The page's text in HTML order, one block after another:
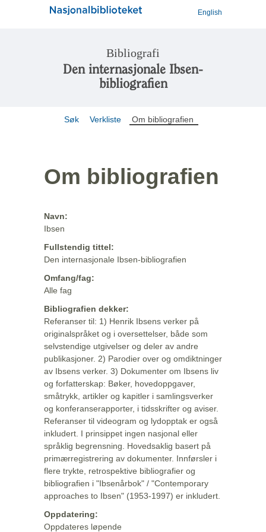
English
Bibliografi
Den internasjonale Ibsen-
bibliografien
Søk Verkliste Om bibliografien
Om bibliografien
Navn:
Ibsen
Fullstendig tittel:
Den internasjonale Ibsen-bibliografien
Omfang/fag:
Alle fag
Bibliografien dekker:
Referanser til: 1) Henrik Ibsens verker på
originalspråket og i oversettelser, både som
selvstendige utgivelser og deler av andre
publikasjoner. 2) Parodier over og omdiktninger
av Ibsens verker. 3) Dokumenter om Ibsens liv
og forfatterskap: Bøker, hovedoppgaver,
småtrykk, artikler og kapitler i samlingsverker
og konferanserapporter, i tidsskrifter og aviser.
Referanser til videogram og lydopptak er også
inkludert. I prinsippet ingen nasjonal eller
språklig begrensning. Hovedsaklig basert på
primærregistrering av dokumenter. Innførsler i
flere trykte, retrospektive bibliografier og
bibliografien i "Ibsenårbok" / "Contemporary
approaches to Ibsen" (1953-1997) er inkludert.
Oppdatering:
Oppdateres løpende